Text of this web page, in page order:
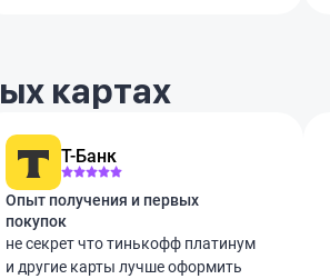
картах
Т-Банк
Опыт получения и первых
покупок
не секрет что тинькофф платинум
и другие карты лучше оформить